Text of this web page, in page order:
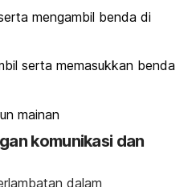
mengambil benda di
serta memasukkan benda
mainan
komunikasi dan
dalam